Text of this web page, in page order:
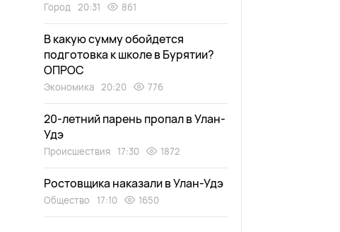
Город 20:31 861
В какую сумму обойдется
подготовка к школе в Бурятии?
ОПРОС
Экономика 20:20 776
20-летний парень пропал в Улан-
Удэ
Происшествия 17:30 1872
Ростовщика наказали в Улан-Удэ
Общество 17:10 1650